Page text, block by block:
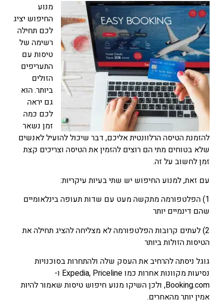
מנוע
החיפוש יציג
לכם תחילה
רשימה של
טיסות עם
התעריפים
הזולים
ביותר. הוא
גם יראה
לכם כמה
זמן נשאר
להזמנת הטיסה הרלוונטית אליכם, דבר שיכול להועיל לאנשים
שלא בטוחים מתי הם רוצים להזמין את הטיסה וצריכים קצת
זמן לחשוב על זה.
עם זאת, למנוע החיפוש יש שתי בעיות עיקריות:
1) הפלטפורמה מתקשה מעט עם שדות תעופה בינלאומיים
שהם דינמיים יותר
2) לעתים קרובות הפלטפורמה לא מצליחה להציג תחילה את
הטיסות הזולות ביותר
גוגל ניסתה להרחיב את העסק שלה ולהתחרות בסוכנויות
נסיעות מקוונות אחרות כמו Expedia, Priceline
ו-
Booking.com, ולכן השיקו מנוע חיפוש טיסות שאמור להיות
אמין יותר מהאחרים.